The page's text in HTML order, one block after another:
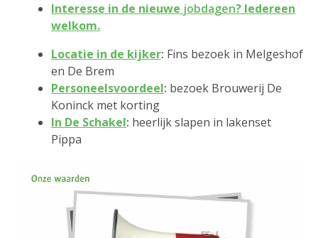
Interesse in de nieuwe jobdagen? Iedereen
welkom.
Locatie in de kijker: Fins bezoek in Melgeshof
en De Brem
Personeelsvoordeel: bezoek Brouwerij De
Koninck met korting
In De Schakel: heerlijk slapen in lakenset
Pippa